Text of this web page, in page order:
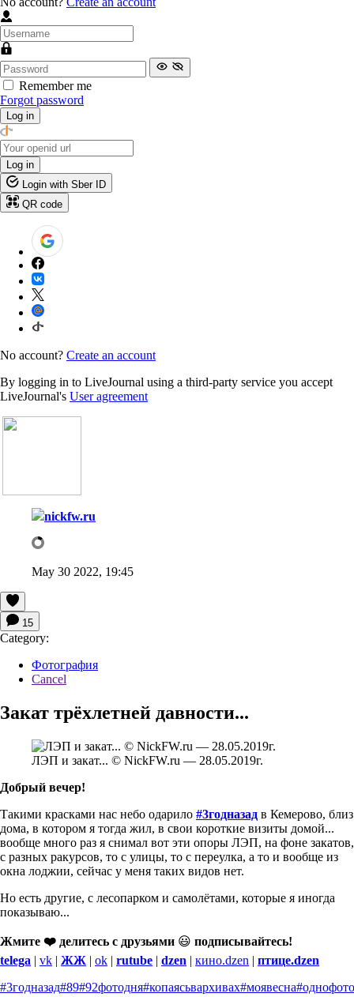
Remember me
Forgot password
Log in
Log in
Login with Sber ID
QR code
No account? Create an account
By logging in to LiveJournal using a third-party service you accept
LiveJournal's User agreement
nickfw.ru
May 30 2022, 19:45
15
Category:
Фотография
Cancel
Закат трёхлетней давности...
ЛЭП и закат... © NickFW.ru — 28.05.2019г.
Добрый вечер!
Такими красками нас небо одарило #3годназад в Кемерово, близ
дома, в котором я тогда жил, в свои короткие визиты домой...
вообще много раз я снимал вот эти опоры ЛЭП, на фоне закатов,
с разных ракурсов, то с улицы, то с переулка, а то и вообще из
окна лоджии, сейчас у меня таких видов нет.
Но есть другие, с лесопарком и самолётами, которые я иногда
показываю...
Жмите ❤️ делитесь с друзьями 😃 подписывайтесь!
telega | vk | ЖЖ | ok | rutube | dzen | кино.dzen | птице.dzen
#3годназад#89#92фотодня#копаясьвархивах#моявесна#однофото